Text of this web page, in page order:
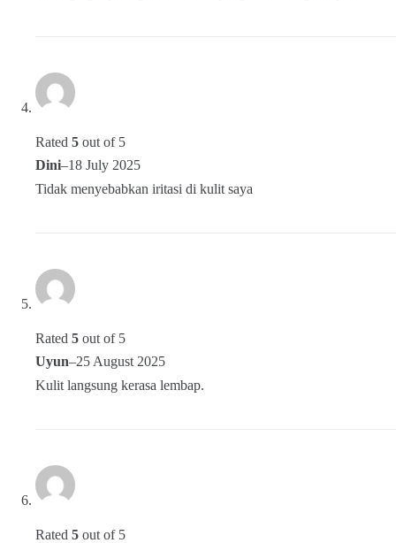
Rated 5 out of 5
Dini–18 July 2025
Tidak menyebabkan iritasi di kulit saya
Rated 5 out of 5
Uyun–25 August 2025
Kulit langsung kerasa lembap.
Rated 5 out of 5